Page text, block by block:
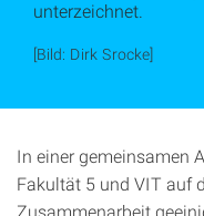
unterzeichnet.
[Bild: Dirk Srocke]
In einer gemeinsamen
Fakultät 5 und VIT auf
Zusammenarbeit